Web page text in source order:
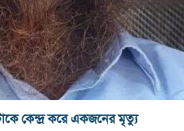
কেন্দ্র করে একজনের মৃত্যু